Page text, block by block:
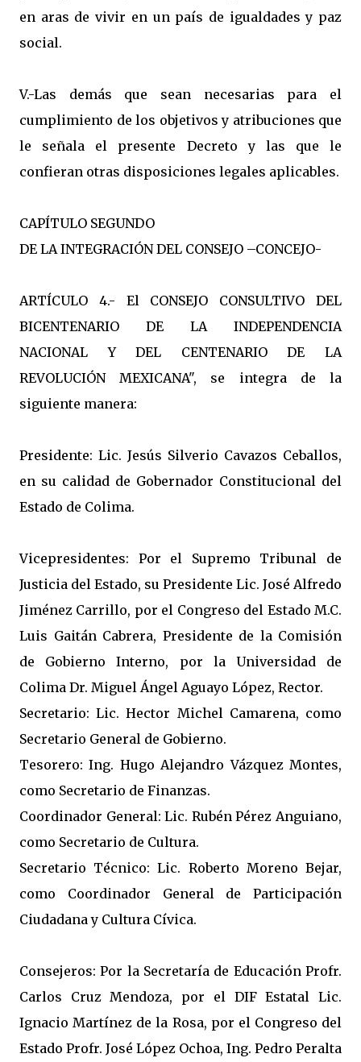
en aras de vivir en un país de igualdades y paz
social.
V.-Las demás que sean necesarias para el
cumplimiento de los objetivos y atribuciones que
le señala el presente Decreto y las que le
confieran otras disposiciones legales aplicables.
CAPÍTULO SEGUNDO
DE LA INTEGRACIÓN DEL CONSEJO –CONCEJO-
ARTÍCULO 4.- El CONSEJO CONSULTIVO DEL
BICENTENARIO DE LA INDEPENDENCIA
NACIONAL Y DEL CENTENARIO DE LA
REVOLUCIÓN MEXICANA", se integra de la
siguiente manera:
Presidente: Lic. Jesús Silverio Cavazos Ceballos,
en su calidad de Gobernador Constitucional del
Estado de Colima.
Vicepresidentes: Por el Supremo Tribunal de
Justicia del Estado, su Presidente Lic. José Alfredo
Jiménez Carrillo, por el Congreso del Estado M.C.
Luis Gaitán Cabrera, Presidente de la Comisión
de Gobierno Interno, por la Universidad de
Colima Dr. Miguel Ángel Aguayo López, Rector.
Secretario: Lic. Hector Michel Camarena, como
Secretario General de Gobierno.
Tesorero: Ing. Hugo Alejandro Vázquez Montes,
como Secretario de Finanzas.
Coordinador General: Lic. Rubén Pérez Anguiano,
como Secretario de Cultura.
Secretario Técnico: Lic. Roberto Moreno Bejar,
como Coordinador General de Participación
Ciudadana y Cultura Cívica.
Consejeros: Por la Secretaría de Educación Profr.
Carlos Cruz Mendoza, por el DIF Estatal Lic.
Ignacio Martínez de la Rosa, por el Congreso del
Estado Profr. José López Ochoa, Ing. Pedro Peralta